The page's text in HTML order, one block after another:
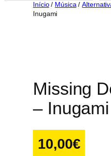
Início/ Música /
Inugami
Missing
– Inugami
10,00€